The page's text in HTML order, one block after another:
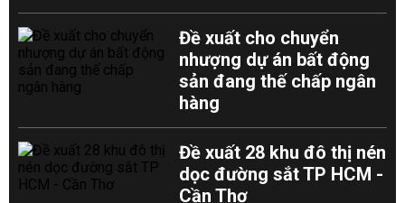
Đề xuất cho chuyển
nhượng dự án bất động
sản đang thế chấp ngân
hàng
Đề xuất 28 khu đô thị nén
dọc đường sắt TP HCM -
Cần Thơ